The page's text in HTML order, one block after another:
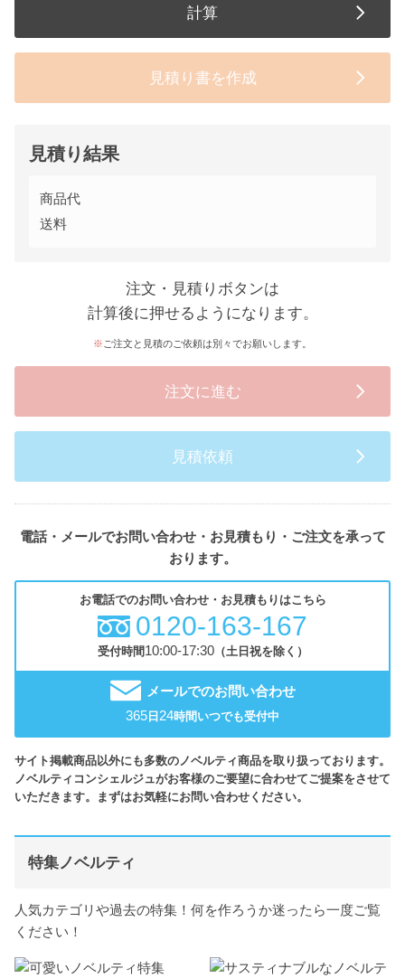
計算
見積り書を作成
見積り結果
商品代
送料
注文・見積りボタンは
計算後に押せるようになります。
ご注文と見積のご依頼は別々でお願いします。
注文に進む
見積依頼
電話・メールでお問い合わせ・お見積もり・ご注文を承って
おります。
お電話でのお問い合わせ・お見積もりはこちら
0120-163-167
受付時間10:00-17:30（土日祝を除く）
メールでのお問い合わせ
365 日 24時間いつでも受付中
サイト掲載商品以外にも多数のノベルティ商品を取り扱っております。
ノベルティコンシェルジュがお客様のご要望に合わせてご提案をさせて
いただきます。まずはお気軽にお問い合わせください。
特集ノベルティ
人気カテゴリや過去の特集！何を作ろうか迷ったら一度ご覧
ください！